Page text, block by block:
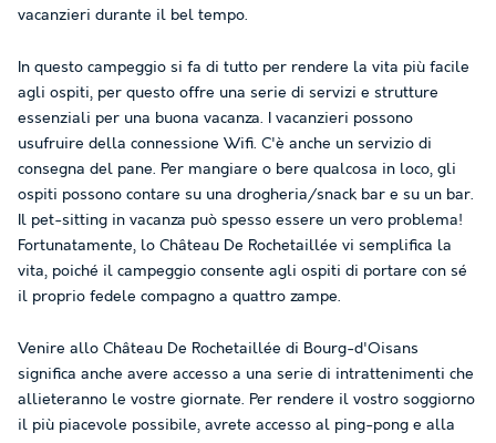
vacanzieri durante il bel tempo.
In questo campeggio si fa di tutto per rendere la vita più facile
agli ospiti, per questo offre una serie di servizi e strutture
essenziali per una buona vacanza. I vacanzieri possono
usufruire della connessione Wifi. C'è anche un servizio di
consegna del pane. Per mangiare o bere qualcosa in loco, gli
ospiti possono contare su una drogheria/snack bar e su un bar.
Il pet-sitting in vacanza può spesso essere un vero problema!
Fortunatamente, lo Château De Rochetaillée vi semplifica la
vita, poiché il campeggio consente agli ospiti di portare con sé
il proprio fedele compagno a quattro zampe.
Venire allo Château De Rochetaillée di Bourg-d'Oisans
significa anche avere accesso a una serie di intrattenimenti che
allieteranno le vostre giornate. Per rendere il vostro soggiorno
il più piacevole possibile, avrete accesso al ping-pong e alla